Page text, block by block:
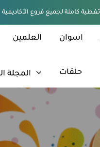
العلمين اسوان
المجلة حلقات